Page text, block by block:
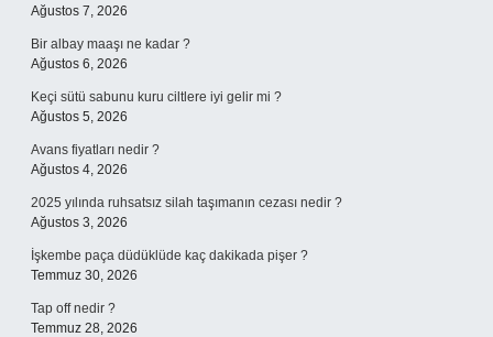
Ağustos 7, 2026
Bir albay maaşı ne kadar ?
Ağustos 6, 2026
Keçi sütü sabunu kuru ciltlere iyi gelir mi ?
Ağustos 5, 2026
Avans fiyatları nedir ?
Ağustos 4, 2026
2025 yılında ruhsatsız silah taşımanın cezası nedir ?
Ağustos 3, 2026
İşkembe paça düdüklüde kaç dakikada pişer ?
Temmuz 30, 2026
Tap off nedir ?
Temmuz 28, 2026